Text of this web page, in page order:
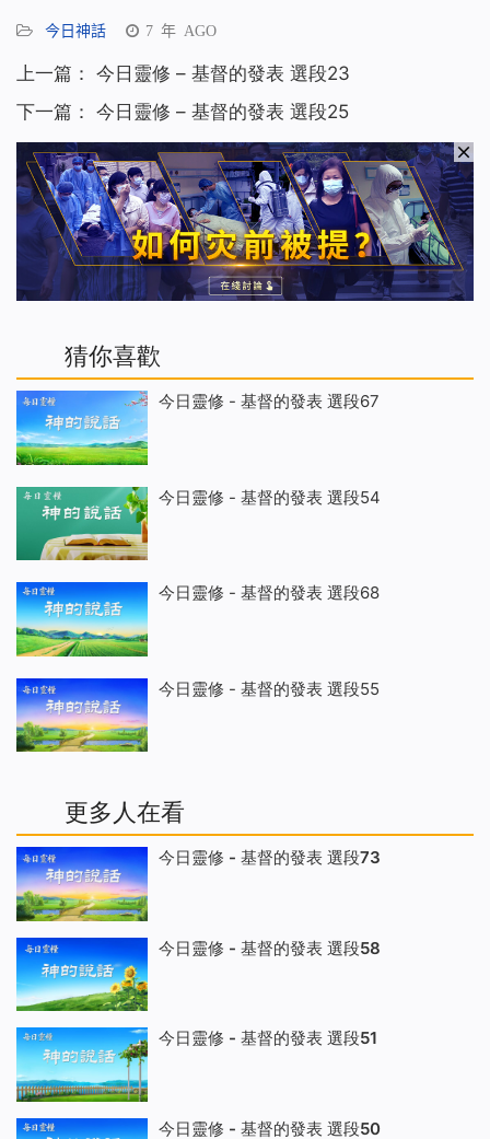
今日神話 7 年 AGO
上一篇： 今日靈修 – 基督的發表 選段23
下一篇： 今日靈修 – 基督的發表 選段25
猜你喜歡
今日靈修 - 基督的發表 選段67
今日靈修 - 基督的發表 選段54
今日靈修 - 基督的發表 選段68
今日靈修 - 基督的發表 選段55
更多人在看
今日靈修 - 基督的發表 選段73
今日靈修 - 基督的發表 選段58
今日靈修 - 基督的發表 選段51
今日靈修 - 基督的發表 選段50